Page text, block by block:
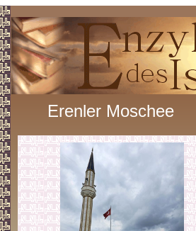
Erenler Moschee